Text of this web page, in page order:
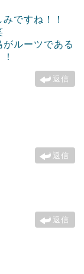
ですね！！
ルーツである
返信
返信
返信